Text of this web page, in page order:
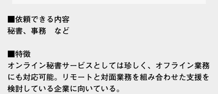
■依頼できる内容
秘書、事務 など
■特徴
オンライン秘書サービスとしては珍しく、オフライン業務
にも対応可能。リモートと対面業務を組み合わせた支援を
検討している企業に向いている。